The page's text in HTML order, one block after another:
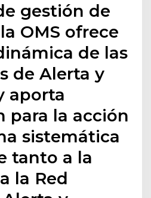
gestión de
OMS ofrece
de las
de Alerta y
aporta
para la acción
sistemática
tanto a la
la Red